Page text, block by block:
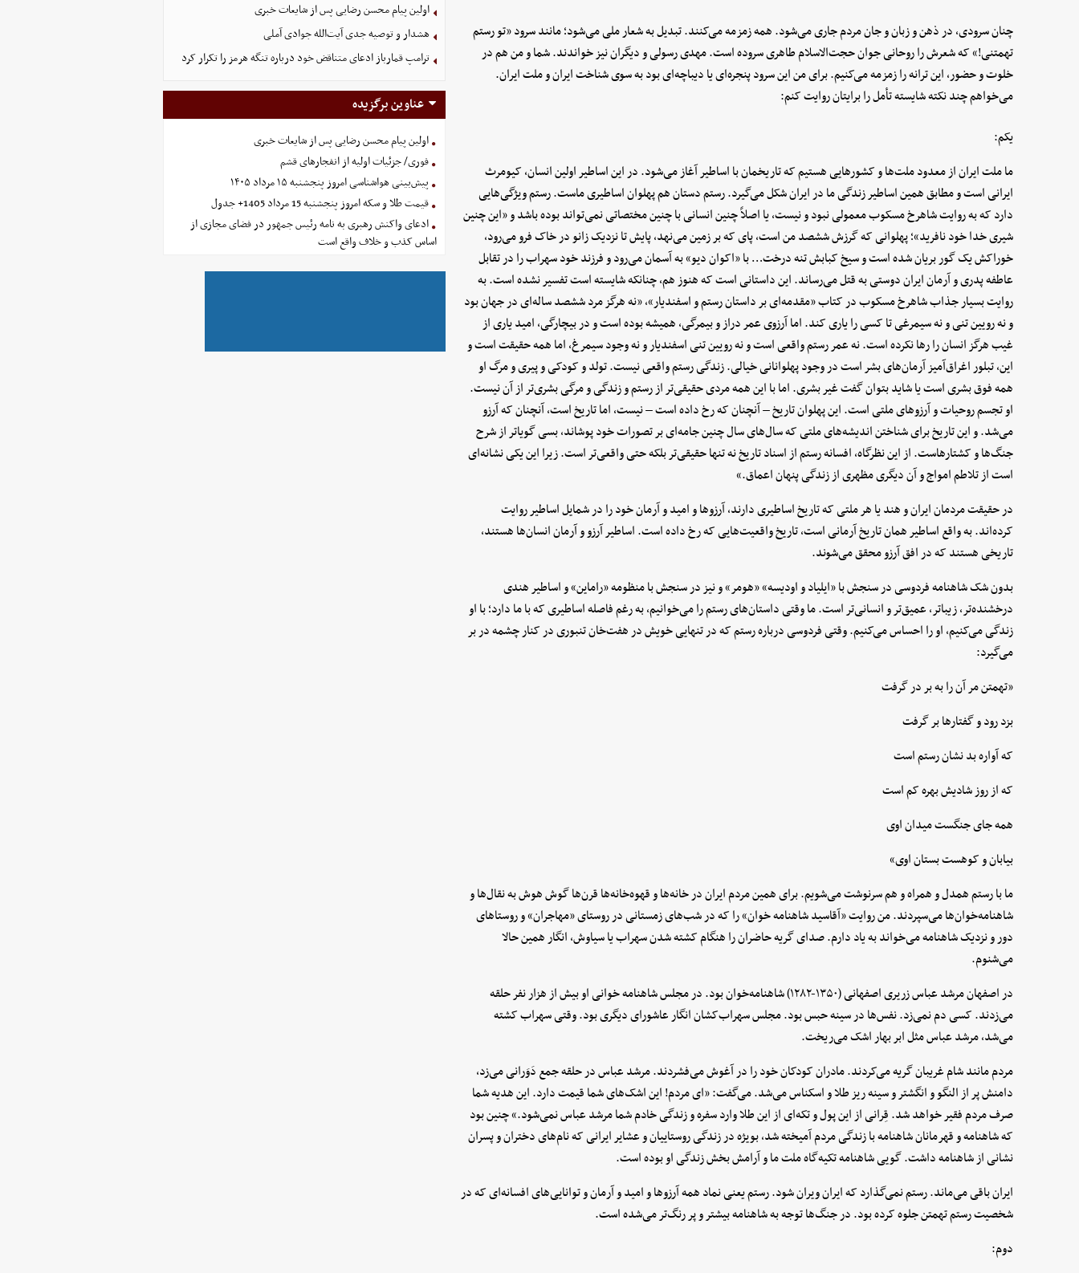
چنان سرودی، در ذهن و زبان و جان مردم جاری می‌شود. همه زمزمه می‌کنند. تبدیل به شعار ملی می‌شود؛ مانند سرود «تو رستم
تهمتنی!» که شعرش را روحانی جوان حجت‌الاسلام طاهری سروده است. مهدی رسولی و دیگران نیز خواندند. شما و من هم در
خلوت و حضور، این ترانه را زمزمه می‌کنیم. برای من این سرود پنجره‌ای یا دیباچه‌ای بود به سوی شناخت ایران و ملت ایران.
می‌خواهم چند نکته شایسته تأمل را برایتان روایت کنم:
یکم:
ما ملت ایران از معدود ملت‌ها و کشورهایی هستیم که تاریخمان با اساطیر آغاز می‌شود. در این اساطیر اولین انسان، کیومرث
ایرانی است و مطابق همین اساطیر زندگی ما در ایران شکل می‌گیرد. رستم دستان هم پهلوان اساطیری ماست. رستم ویژگی‌هایی
دارد که به روایت شاهرخ مسکوب معمولی نبود و نیست، یا اصلاً چنین انسانی با چنین مختصاتی نمی‌تواند بوده باشد و «این چنین
شیری خدا خود نافرید»؛ پهلوانی که گرزش ششصد من است، پای که بر زمین می‌نهد، پایش تا نزدیک زانو در خاک فرو می‌رود،
خوراکش یک گور بریان شده است و سیخ کبابش تنه درخت… با «اکوان دیو» به آسمان می‌رود و فرزند خود سهراب را در تقابل
عاطفه پدری و آرمان ایران دوستی به قتل می‌رساند. این داستانی است که هنوز هم، چنانکه شایسته است تفسیر نشده است. به
روایت بسیار جذاب شاهرخ مسکوب در کتاب «مقدمه‌ای بر داستان رستم و اسفندیار»، «نه هرگز مرد ششصد ساله‌ای در جهان بود
و نه رویین تنی و نه سیمرغی تا کسی را یاری کند. اما آرزوی عمر دراز و بیمرگی، همیشه بوده است و در بیچارگی، امید یاری از
غیب هرگز انسان را رها نکرده است. نه عمر رستم واقعی است و نه رویین تنی اسفندیار و نه وجود سیمرغ، اما همه حقیقت است و
این، تبلور اغراق‌آمیز آرمان‌های بشر است در وجود پهلوانانی خیالی. زندگی رستم واقعی نیست. تولد و کودکی و پیری و مرگ او
همه فوق بشری است یا شاید بتوان گفت غیر بشری. اما با این همه مردی حقیقی‌تر از رستم و زندگی و مرگی بشری‌تر از آن نیست.
او تجسم روحیات و آرزوهای ملتی است. این پهلوان تاریخ – آنچنان که رخ داده است – نیست، اما تاریخ است، آنچنان که آرزو
می‌شد. و این تاریخ برای شناختن اندیشه‌های ملتی که سال‌های سال چنین جامه‌ای بر تصورات خود پوشاند، بسی گویا‌تر از شرح
جنگ‌ها و کشتارهاست. از این نظرگاه، افسانه رستم از اسناد تاریخ نه تنها حقیقی‌تر بلکه حتی واقعی‌تر است. زیرا این یکی نشانه‌ای
است از تلاطم امواج و آن دیگری مظهری از زندگی پنهان اعماق.»
در حقیقت مردمان ایران و هند یا هر ملتی که تاریخ اساطیری دارند، آرزو‌ها و امید و آرمان خود را در شمایل اساطیر روایت
کرده‌اند. به واقع اساطیر همان تاریخ آرمانی است، تاریخ واقعیت‌هایی که رخ داده است. اساطیر آرزو و آرمان انسان‌ها هستند،
تاریخی هستند که در افق آرزو محقق می‌شوند.
بدون شک شاهنامه فردوسی در سنجش با «ایلیاد و اودیسه» «هومر» و نیز در سنجش با منظومه «راماین» و اساطیر هندی
درخشنده‌تر، زیباتر، عمیق‌تر و انسانی‌تر است. ما وقتی داستان‌های رستم را می‌خوانیم، به رغم فاصله اساطیری که با ما دارد؛ با او
زندگی می‌کنیم، او را احساس می‌کنیم. وقتی فردوسی درباره رستم که در تنهایی خویش در هفت‌خان تنبوری در کنار چشمه در بر
می‌گیرد:
«تهمتن مر آن را به بر در گرفت
بزد رود و گفتارها بر گرفت
که آواره بد نشان رستم است
که از روز شادیش بهره کم است
همه جای جنگست میدان اوی
بیابان و کوهست بستان اوی»
ما با رستم همدل و همراه و هم سرنوشت می‌شویم. برای همین مردم ایران در خانه‌ها و قهوه‌خانه‌ها قرن‌ها گوش هوش به نقال‌ها و
شاهنامه‌خوان‌ها می‌سپردند. من روایت «آقاسید شاهنامه خوان» را که در شب‌های زمستانی در روستای «مهاجران» و روستاهای
دور و نزدیک شاهنامه می‌خواند به یاد دارم. صدای گریه حاضران را هنگام کشته شدن سهراب یا سیاوش، انگار همین حالا
می‌شنوم.
در اصفهان مرشد عباس زریری اصفهانی (۱۳۵۰-۱۲۸۲) شاهنامه‌خوان بود. در مجلس شاهنامه خوانی او بیش از هزار نفر حلقه
می‌زدند. کسی دم نمی‌زد. نفس‌ها در سینه حبس بود. مجلس سهراب‌کشان انگار عاشورای دیگری بود. وقتی سهراب کشته
می‌شد، مرشد عباس مثل ابر بهار اشک می‌ریخت.
مردم مانند شام غریبان گریه می‌کردند. مادران کودکان خود را در آغوش می‌فشردند. مرشد عباس در حلقه جمع دَوَرانی می‌زد،
دامنش پر از النگو و انگشتر و سینه ریز طلا و اسکناس می‌شد. می‌گفت: «ای مردم! این اشک‌های شما قیمت دارد. این هدیه شما
صرف مردم فقیر خواهد شد. قِرانی از این پول و تکه‌ای از این طلا وارد سفره و زندگی خادم شما مرشد عباس نمی‌شود.» چنین بود
که شاهنامه و قهرمانان شاهنامه با زندگی مردم آمیخته شد، بویژه در زندگی روستاییان و عشایر ایرانی که نام‌های دختران و پسران
نشانی از شاهنامه داشت. گویی شاهنامه تکیه‌گاه ملت ما و آرامش بخش زندگی او بوده است.
ایران باقی می‌ماند. رستم نمی‌گذارد که ایران ویران شود. رستم یعنی نماد همه آرزوها و امید و آرمان و توانایی‌های افسانه‌ای که در
شخصیت رستم تهمتن جلوه کرده بود. در جنگ‌ها توجه به شاهنامه بیشتر و پر رنگ‌تر می‌شده است.
دوم:
اولین پیام محسن رضایی پس از شایعات خبری
هشدار و توصیه جدی آیت‌الله جوادی آملی
ترامپ قمارباز ادعای متناقض خود درباره تنگه هرمز را تکرار کرد
عناوین برگزیده
اولین پیام محسن رضایی پس از شایعات خبری
فوری/ جزئیات اولیه از انفجارهای قشم
پیش‌بینی هواشناسی امروز پنجشنبه ۱۵ مرداد ۱۴۰۵
قیمت طلا و سکه امروز پنجشنبه 15 مرداد 1405+ جدول
ادعای واکنش رهبری به نامه رئیس جمهور در فضای مجازی از
اساس کذب و خلاف واقع است